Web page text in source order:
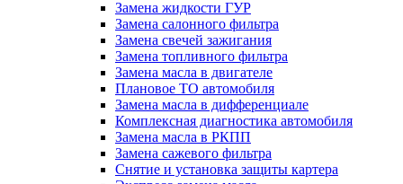
Замена жидкости ГУР
Замена салонного фильтра
Замена свечей зажигания
Замена топливного фильтра
Замена масла в двигателе
Плановое ТО автомобиля
Замена масла в дифференциале
Комплексная диагностика автомобиля
Замена масла в РКПП
Замена сажевого фильтра
Снятие и установка защиты картера